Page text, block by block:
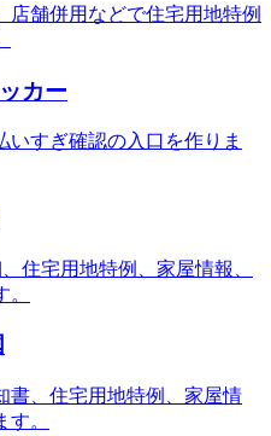
店舗併用などで住宅用地特例
カー
すぎ確認の入口を作りま
住宅用地特例、家屋情報、
書、住宅用地特例、家屋情
。